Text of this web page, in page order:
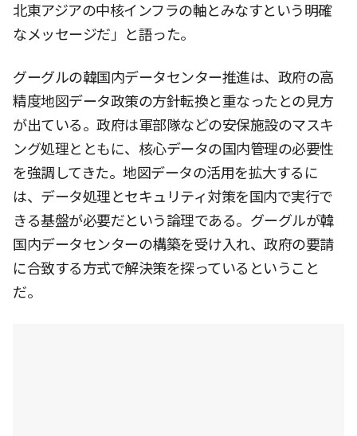
北東アジアの中核インフラの軸とみなすという明確
なメッセージだ」と語った。
グーグルの韓国内データセンター推進は、政府の高
精度地図データ政策の方針転換と重なったとの見方
が出ている。政府は軍部隊などの安保施設のマスキ
ング処理とともに、核心データの国内管理の必要性
を強調してきた。地図データの活用を拡大するに
は、データ処理とセキュリティ対策を国内で実行で
きる基盤が必要だという論理である。グーグルが韓
国内データセンターの構築を受け入れ、政府の要請
に合致する方式で解決策を探っているということ
だ。